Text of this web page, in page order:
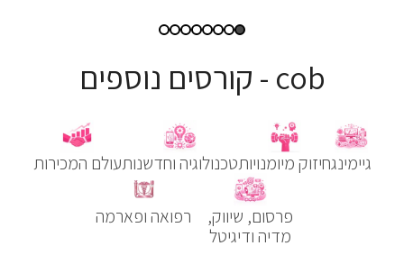
cob - קורסים נוספים
גיימינגחיזוק מיומנויותטכנולוגיה וחדשנותעולם המכירות
פרסום, שיווק,
מדיה ודיגיטל
רפואה ופארמה